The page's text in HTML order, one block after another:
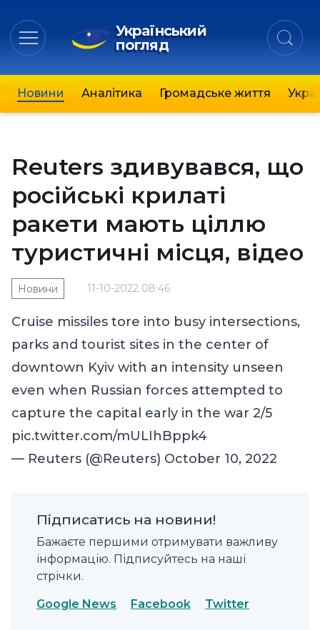
Український
погляд
Новини Аналітика Громадське життя
Reuters здивувався, що
російські крилаті
ракети мають ціллю
туристичні місця, відео
11-10-2022 08:46
Новини
Cruise missiles tore into busy intersections,
parks and tourist sites in the center of
downtown Kyiv with an intensity unseen
even when Russian forces attempted to
capture the capital early in the war 2/5
pic.twitter.com/mULIhBppk4
— Reuters (@Reuters) October 10, 2022
Підписатись на новини!
Бажаєте першими отримувати важливу
інформацію. Підписуйтесь на наші
стрічки.
Google News Facebook Twitter